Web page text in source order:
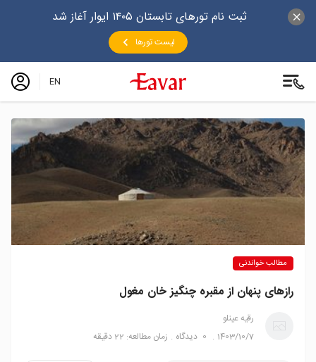
ثبت نام تورهای تابستان ۱۴۰۵ ایوار آغاز شد
لیست تورها
EN
مطالب خواندنی
رازهای پنهان از مقبره چنگیز خان مغول
رقیه عینلو
1403/10/7
0 دیدگاه زمان مطالعه: 22 دقیقه